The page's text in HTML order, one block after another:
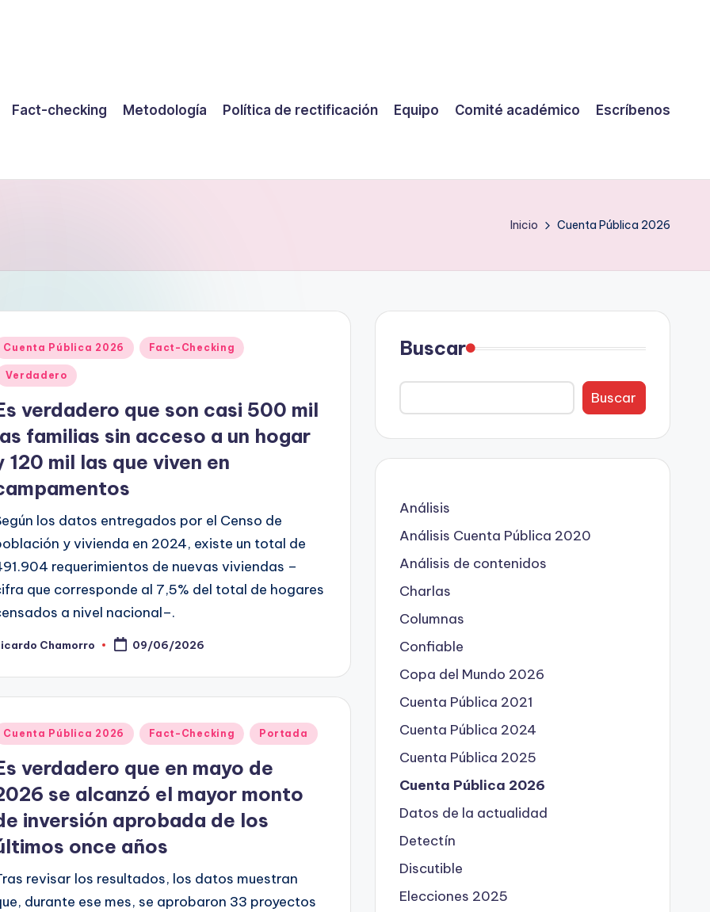
Fact-checking Metodología Política de rectificación Equipo Comité académico Escríbenos
Inicio Cuenta Pública 2026
Cuenta Pública 2026 Fact-Checking
Verdadero
verdadero que son casi 500 mil
familias sin acceso a un hogar
120 mil las que viven en
los datos entregados por el Censo de
y vivienda en 2024, existe un total de
requerimientos de nuevas viviendas –
que corresponde al 7,5% del total de hogares
a nivel nacional–.
Chamorro 09/06/2026
Cuenta Pública 2026 Fact-Checking Portada
verdadero que en mayo de
se alcanzó el mayor monto
inversión aprobada de los
once años
revisar los resultados, los datos muestran
durante ese mes, se aprobaron 33 proyectos
Buscar
Buscar
Análisis
Análisis Cuenta Pública 2020
Análisis de contenidos
Charlas
Columnas
Confiable
Copa del Mundo 2026
Cuenta Pública 2021
Cuenta Pública 2024
Cuenta Pública 2025
Cuenta Pública 2026
Datos de la actualidad
Detectín
Discutible
Elecciones 2025